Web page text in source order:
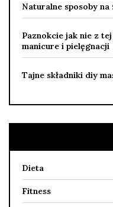
Naturalne sposoby
Paznokcie jak nie z
manicure i pielęgnacji
Tajne składniki diy
Dieta
Fitness